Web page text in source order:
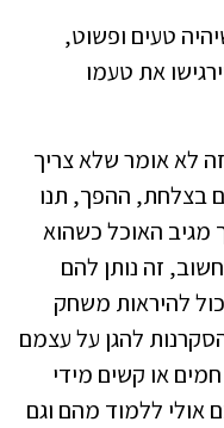
טעים ופשוט,
את טעמו
לא אומר שלא צריך
בצלחת, ההפך, תנו
מגיב האוכל כשהוא
זה נותן להם
להיראות משחק
להגן על עצמם
חמים או קשים מידי
אולי ללמוד מהם וגם